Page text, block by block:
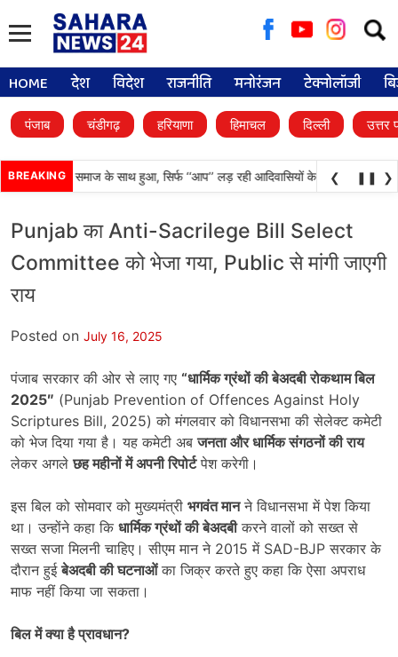
for:
HOME देश विदेश राजनीति मनोरंजन टेक्नोलॉजी
पंजाब चंडीगढ़ हरियाणा हिमाचल दिल्ली उत्तर
BREAKING
आदिवासी समाज के साथ हुआ, सिर्फ ‘‘आप’’ लड़ रही आदिवासियों के अधिकारों की
❮ ❚❚ ❯
Punjab का Anti-Sacrilege Bill Select
Committee को भेजा गया, Public से मांगी जाएगी
राय
Posted on July 16, 2025
पंजाब सरकार की ओर से लाए गए “धार्मिक ग्रंथों की बेअदबी रोकथाम बिल
2025″ (Punjab Prevention of Offences Against Holy
Scriptures Bill, 2025) को मंगलवार को विधानसभा की सेलेक्ट कमेटी
को भेज दिया गया है। यह कमेटी अबजनता और धार्मिक संगठनों की राय
लेकर अगलेछह महीनों में अपनी रिपोर्टपेश करेगी।
इस बिल को सोमवार को मुख्यमंत्री भगवंत मानने विधानसभा में पेश किया
था। उन्होंने कहा कि धार्मिक ग्रंथों की बेअदबीकरने वालों को सख्त से
सख्त सजा मिलनी चाहिए। सीएम मान ने 2015 में SAD-BJP सरकार के
दौरान हुईबेअदबी की घटनाओंका जिक्र करते हुए कहा कि ऐसा अपराध
माफ नहीं किया जा सकता।
बिल में क्या है प्रावधान?